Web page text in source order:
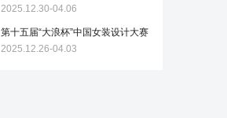
2025.12.30-04.06
第十五届“大浪杯”中国女装设计大赛
2025.12.26-04.03